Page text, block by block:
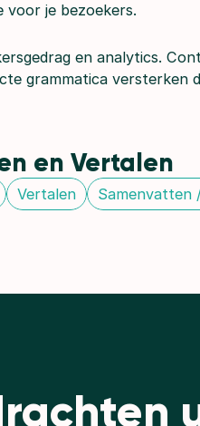
je bezoekers.
en analytics.
grammatica versterken
en Vertalen
Vertalen Samenvatten